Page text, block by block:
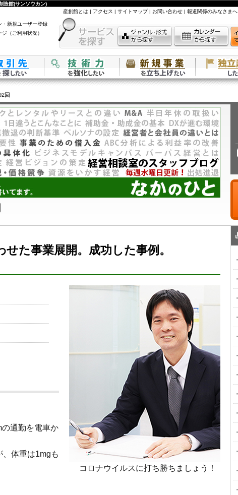
造館(サンソウカン)
・新規ユーザー登録
ジ（ご利用状況）
産創館とは | アクセス | サイトマップ| お問い合わせ | 報道関係のみなさまへ
回
た事業展開。成功した事例。
通勤を電車か
体重は1mgも
コロナウイルスに打ち勝ちましょう！